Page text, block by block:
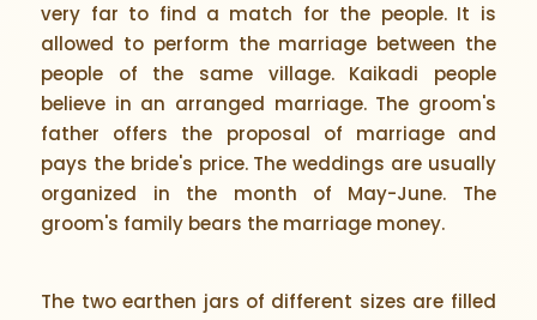
very far to find a match for the people. It is
allowed to perform the marriage between the
people of the same village. Kaikadi people
believe in an arranged marriage. The groom's
father offers the proposal of marriage and
pays the bride's price. The weddings are usually
organized in the month of May-June. The
groom's family bears the marriage money.
The two earthen jars of different sizes are filled